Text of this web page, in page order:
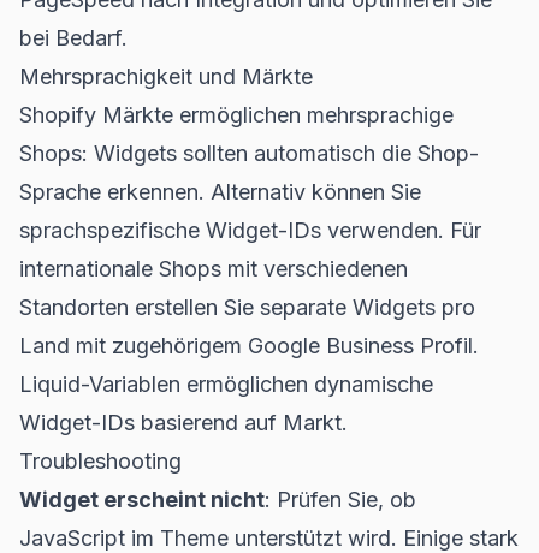
bei Bedarf.
Mehrsprachigkeit und Märkte
Shopify Märkte ermöglichen mehrsprachige
Shops: Widgets sollten automatisch die Shop-
Sprache erkennen. Alternativ können Sie
sprachspezifische Widget-IDs verwenden. Für
internationale Shops mit verschiedenen
Standorten erstellen Sie separate Widgets pro
Land mit zugehörigem Google Business Profil.
Liquid-Variablen ermöglichen dynamische
Widget-IDs basierend auf Markt.
Troubleshooting
Widget erscheint nicht: Prüfen Sie, ob
JavaScript im Theme unterstützt wird. Einige stark